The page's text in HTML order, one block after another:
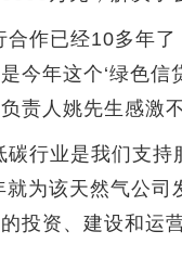
作已经10多年了
今年这个‘绿色信
责人姚先生感激不
业是我们支持
为该天然气公司
投资、建设和运